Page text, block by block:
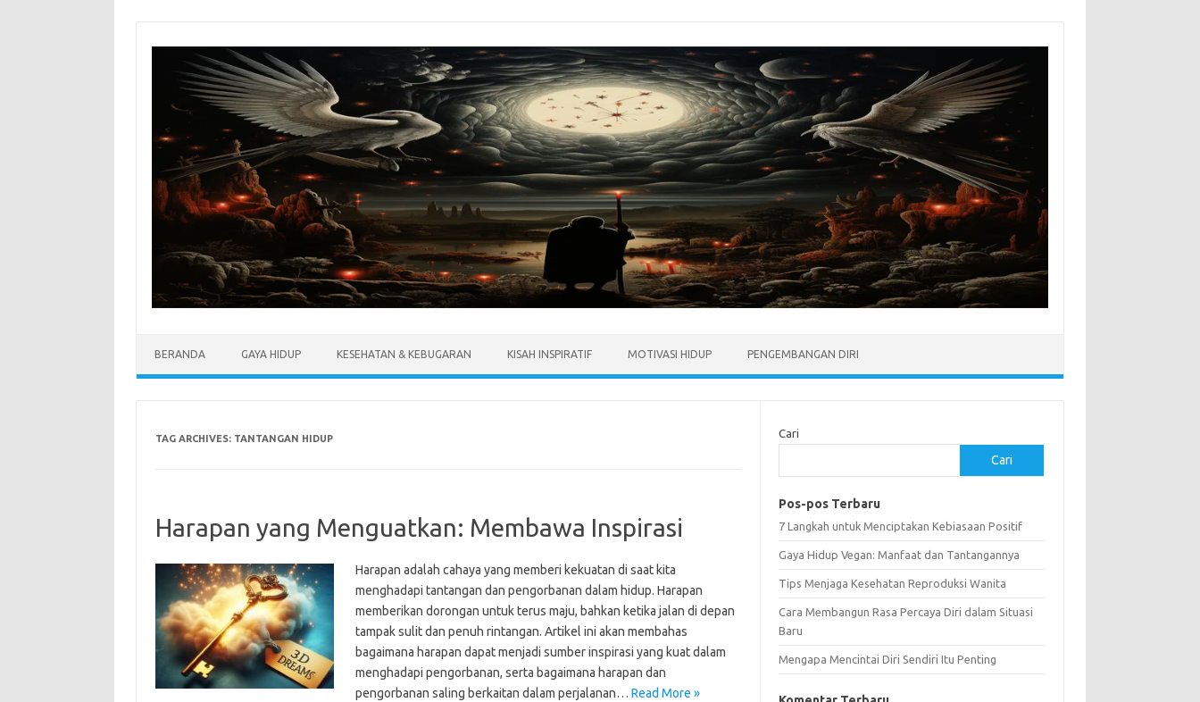
BERANDA GAYA HIDUP KESEHATAN & KEBUGARAN KISAH INSPIRATIF MOTIVASI HIDUP PENGEMBANGAN DIRI
TAG ARCHIVES: TANTANGAN HIDUP
Harapan yang Menguatkan: Membawa Inspirasi
Harapan adalah cahaya yang memberi kekuatan di saat kita
menghadapi tantangan dan pengorbanan dalam hidup. Harapan
memberikan dorongan untuk terus maju, bahkan ketika jalan di depan
tampak sulit dan penuh rintangan. Artikel ini akan membahas
bagaimana harapan dapat menjadi sumber inspirasi yang kuat dalam
menghadapi pengorbanan, serta bagaimana harapan dan
pengorbanan saling berkaitan dalam perjalanan… Read More »
Cari
Cari
Pos-pos Terbaru
7 Langkah untuk Menciptakan Kebiasaan Positif
Gaya Hidup Vegan: Manfaat dan Tantangannya
Tips Menjaga Kesehatan Reproduksi Wanita
Cara Membangun Rasa Percaya Diri dalam Situasi
Baru
Mengapa Mencintai Diri Sendiri Itu Penting